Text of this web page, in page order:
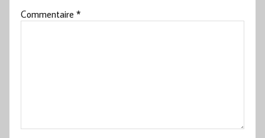
Commentaire*